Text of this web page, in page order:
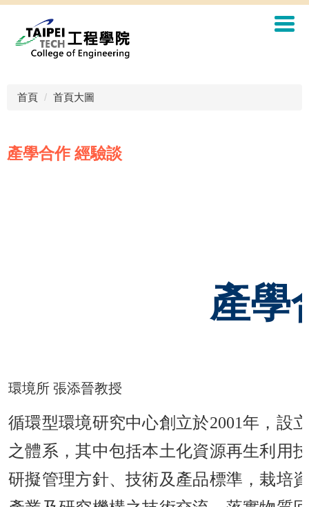
首頁 首頁大圖
產學合作 經驗談
產學
環境所 張添晉教授
循環型環境研究中心創立於2001年，設
之體系，其中包括本土化資源再生利用
研擬管理方針、技術及產品標準，栽培